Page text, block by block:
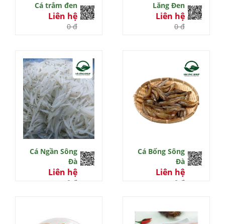
Cá trắm đen
Liên hệ
0 đ
Lăng Đen
Liên hệ
0 đ
Cá Ngần Sông
Đà
Liên hệ
0 đ
Cá Bống Sông
Đà
Liên hệ
0 đ